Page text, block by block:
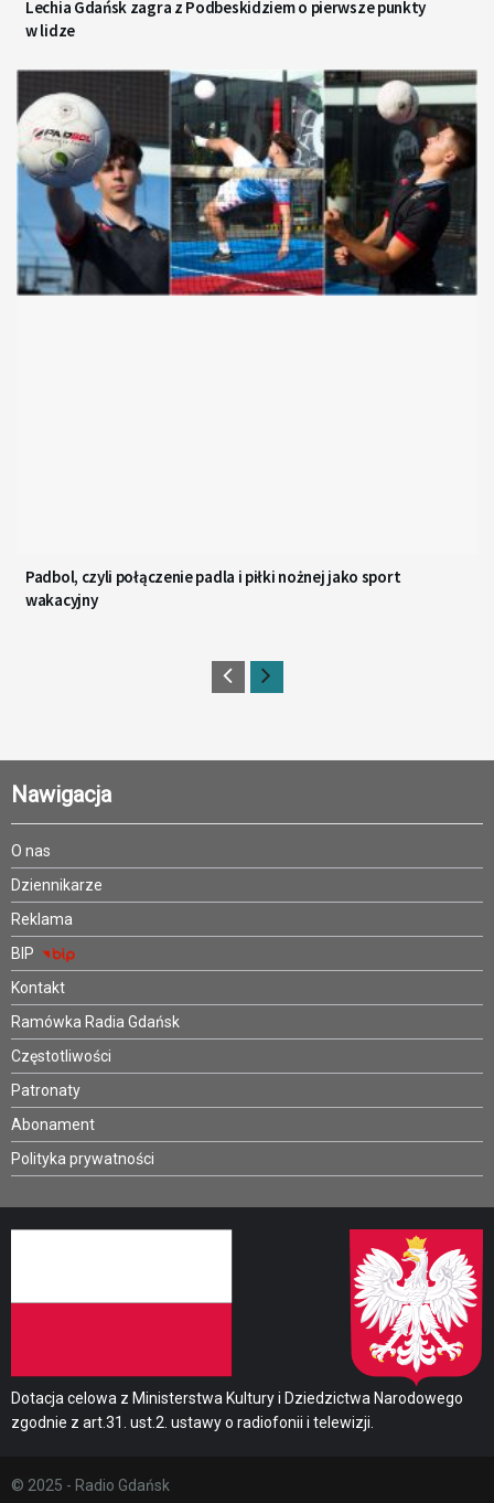
Lechia Gdańsk zagra z Podbeskidziem o pierwsze punkty
w lidze
Padbol, czyli połączenie padla i piłki nożnej jako sport
wakacyjny
Nawigacja
O nas
Dziennikarze
Reklama
BIP
Kontakt
Ramówka Radia Gdańsk
Częstotliwości
Patronaty
Abonament
Polityka prywatności
Dotacja celowa z Ministerstwa Kultury i Dziedzictwa Narodowego
zgodnie z art.31. ust.2. ustawy o radiofonii i telewizji.
© 2025 - Radio Gdańsk